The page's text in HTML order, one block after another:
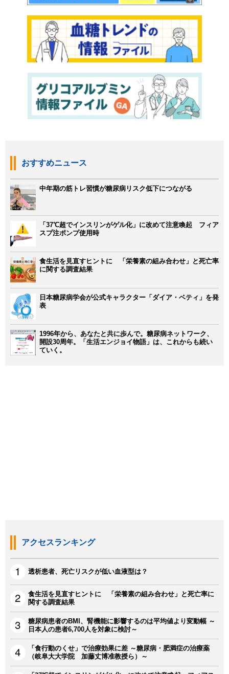
おすすめニュース
中年期の筋トレ習慣が糖尿病リスク低下につながる
「37℃超でインスリンがゲル化」に改めて注意喚起 フィア
スプ注ポンプ使用時
食生活を見直すヒントに 「栄養素の組み合わせ」と死亡率
に関する調査結果
日本糖尿病学会が公式キャラクター「ダイア・ベティ」を発
表
1996年から、あなたと共に歩んで。糖尿病ネットワーク、
開設30周年。「生活エンジョイ物語」は、これからも続い
ていく。
アクセスランキング
透析患者、死亡リスクが低い血液型は？
食生活を見直すヒントに 「栄養素の組み合わせ」と死亡率に
関する調査結果
糖尿病患者のBMI、腎機能に影響するのは平均値より変動幅 ～
日本人の患者6,700人を対象に検討～
「食行動のくせ」で治療効果に差 ～糖尿病・肥満症の治療薬
（岐阜大大学院 加藤丈博准教授ら）～